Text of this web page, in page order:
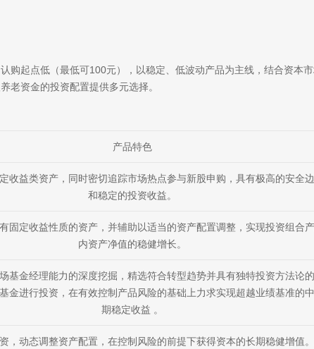
购起点低（最低可100元），以稳定、低波动产品为主线，结合资本
老资金的投资配置提供多元选择。
产品特色
收益类资产，同时密切追踪市场热点参与新股申购，具有极高的安全
和稳定的投资收益。
固定收益性质的资产，并辅助以适当的资产配置调整，实现投资组合
内资产净值的稳健增长。
基金经理能力的深度挖掘，精选符合转型趋势并具有独特投资方法论
金进行投资，在有效控制产品风险的基础上力求实现超越业绩基准的
期稳定收益 。
，动态调整资产配置，在控制风险的前提下获得资本的长期稳健增值